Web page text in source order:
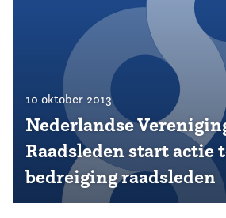
10 oktober 2013
Nederlandse
Raadsleden start actie
bedreiging raadsleden